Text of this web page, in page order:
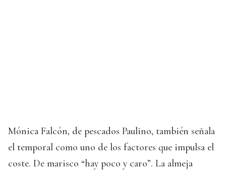
Mónica Falcón, de pescados Paulino, también señala
el temporal como uno de los factores que impulsa el
coste. De marisco “hay poco y caro”. La almeja